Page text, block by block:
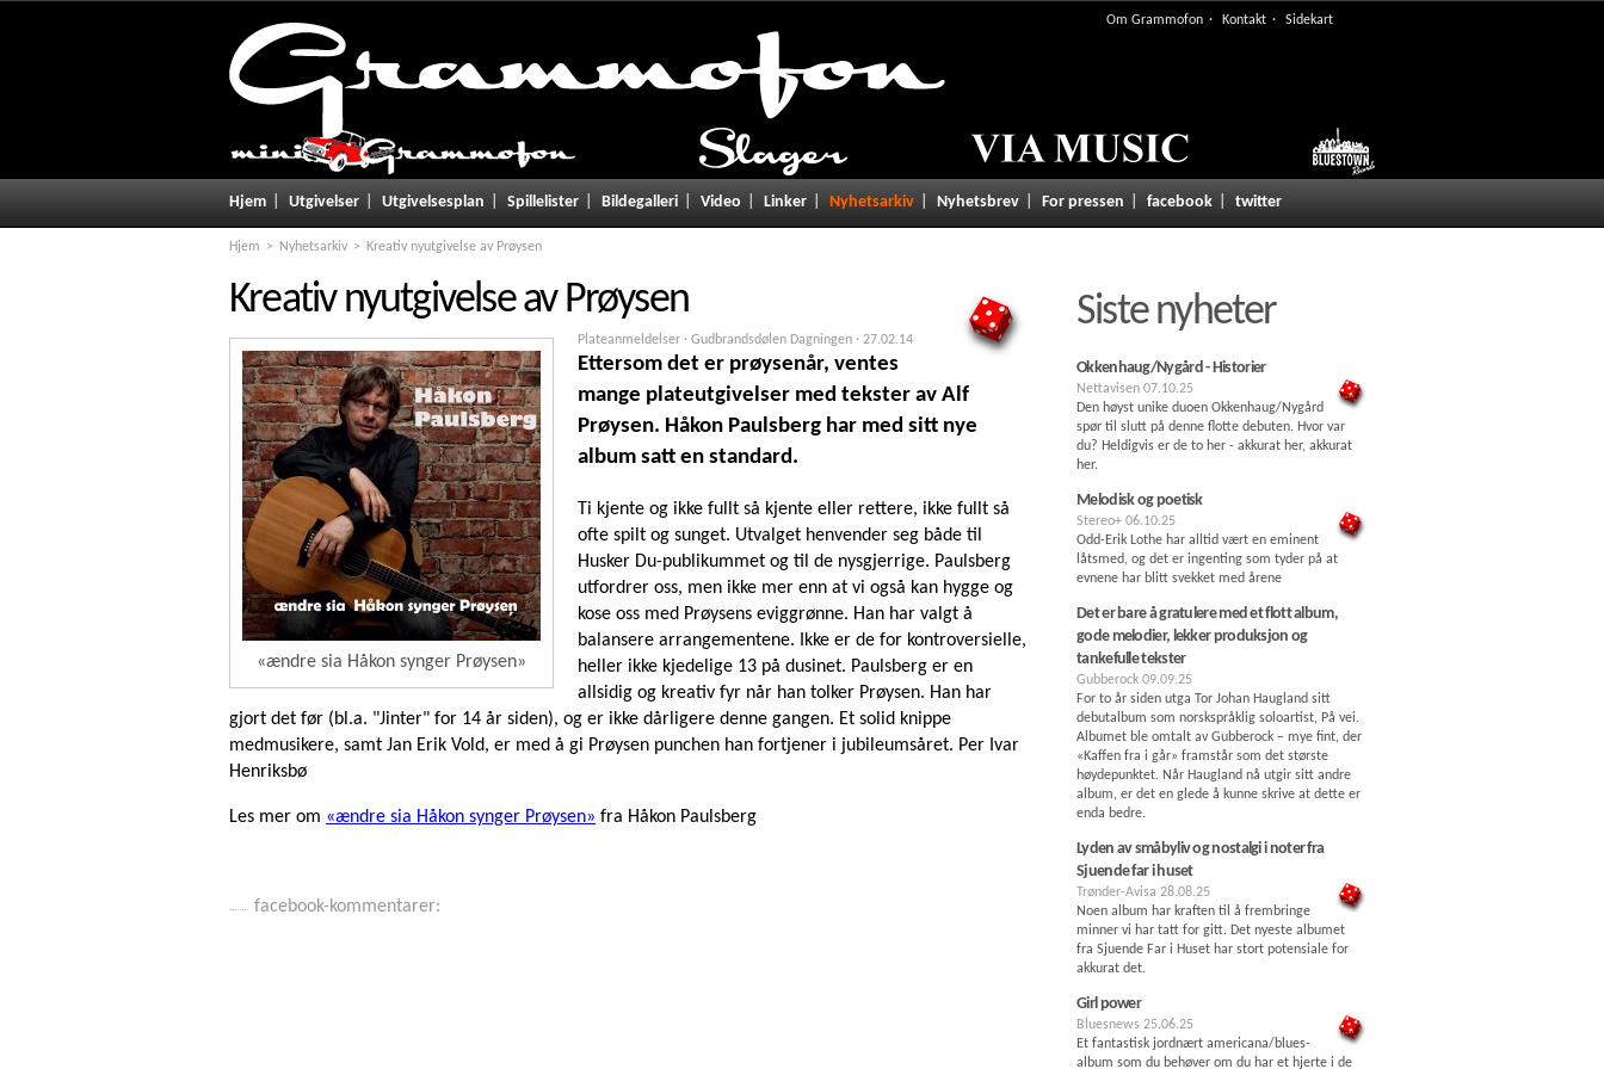
Om Grammofon Kontakt Sidekart
Hjem Utgivelser Utgivelsesplan Spillelister Bildegalleri Video Linker Nyhetsarkiv Nyhetsbrev For pressen facebook twitter
Hjem Nyhetsarkiv Kreativ nyutgivelse av Prøysen
Kreativ nyutgivelse av Prøysen
«ændre sia Håkon synger Prøysen»
Plateanmeldelser · Gudbrandsdølen Dagningen · 27.02.14
Ettersom det er prøysenår, ventes
mange plateutgivelser med tekster av Alf
Prøysen. Håkon Paulsberg har med sitt nye
album satt en standard.
Ti kjente og ikke fullt så kjente eller rettere, ikke fullt så
ofte spilt og sunget. Utvalget henvender seg både til
Husker Du-publikummet og til de nysgjerrige. Paulsberg
utfordrer oss, men ikke mer enn at vi også kan hygge og
kose oss med Prøysens eviggrønne. Han har valgt å
balansere arrangementene. Ikke er de for kontroversielle,
heller ikke kjedelige 13 på dusinet. Paulsberg er en
allsidig og kreativ fyr når han tolker Prøysen. Han har
gjort det før (bl.a. "Jinter" for 14 år siden), og er ikke dårligere denne gangen. Et solid knippe
medmusikere, samt Jan Erik Vold, er med å gi Prøysen punchen han fortjener i jubileumsåret. Per Ivar
Henriksbø
Les mer om «ændre sia Håkon synger Prøysen» fra Håkon Paulsberg
Siste nyheter
Okkenhaug/Nygård - Historier
Nettavisen 07.10.25
Den høyst unike duoen Okkenhaug/Nygård
spør til slutt på denne flotte debuten. Hvor var
du? Heldigvis er de to her - akkurat her, akkurat
her.
Melodisk og poetisk
Stereo+ 06.10.25
Odd-Erik Lothe har alltid vært en eminent
låtsmed, og det er ingenting som tyder på at
evnene har blitt svekket med årene
Det er bare å gratulere med et flott album,
gode melodier, lekker produksjon og
tankefulle tekster
Gubberock 09.09.25
For to år siden utga Tor Johan Haugland sitt
debutalbum som norskspråklig soloartist, På vei.
Albumet ble omtalt av Gubberock – mye fint, der
«Kaffen fra i går» framstår som det største
høydepunktet. Når Haugland nå utgir sitt andre
album, er det en glede å kunne skrive at dette er
enda bedre.
Lyden av småbyliv og nostalgi i noter fra
Sjuende far i huset
Trønder-Avisa 28.08.25
Noen album har kraften til å frembringe
minner vi har tatt for gitt. Det nyeste albumet
fra Sjuende Far i Huset har stort potensiale for
akkurat det.
Girl power
Bluesnews 25.06.25
Et fantastisk jordnært americana/blues-
album som du behøver om du har et hjerte i de